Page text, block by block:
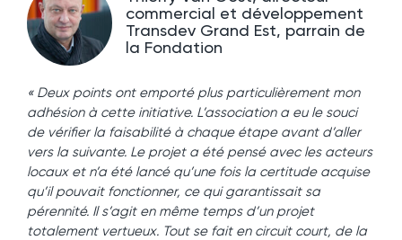
commercial et développement
Transdev Grand Est, parrain de
la Fondation
« Deux points ont emporté plus particulièrement mon
adhésion à cette initiative. L’association a eu le souci
de vérifier la faisabilité à chaque étape avant d’aller
vers la suivante. Le projet a été pensé avec les acteurs
locaux et n’a été lancé qu’une fois la certitude acquise
qu’il pouvait fonctionner, ce qui garantissait sa
pérennité. Il s’agit en même temps d’un projet
totalement vertueux. Tout se fait en circuit court, de la